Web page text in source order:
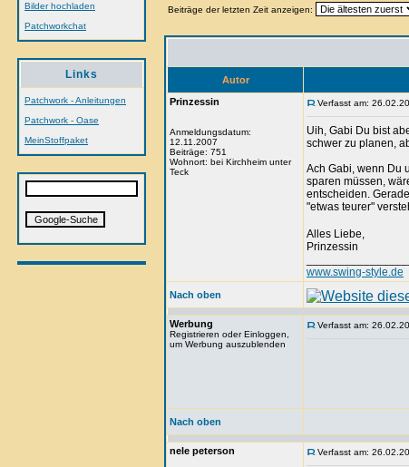
Bilder hochladen
Patchworkchat
Links
Patchwork - Anleitungen
Patchwork - Oase
MeinStoffpaket
Beiträge der letzten Zeit anzeigen:
Autor
Prinzessin
Anmeldungsdatum:
12.11.2007
Beiträge: 751
Wohnort: bei Kirchheim unter
Teck
Verfasst am:
Uih, Gabi Du bist
schwer zu planen,
Ach Gabi, wenn Du
sparen müssen,
entscheiden.
"etwas teurer"
Alles Liebe,
Prinzessin
www.swing-style.de
Nach oben
Werbung
Registrieren oder Einloggen,
um Werbung auszublenden
Verfasst am:
Nach oben
nele peterson Verfasst am: